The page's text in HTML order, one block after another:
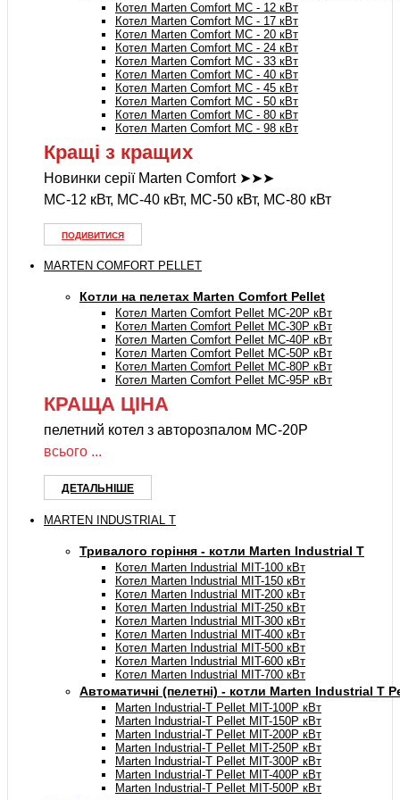
Котел Marten Comfort MC - 12 кВт
Котел Marten Comfort MC - 17 кВт
Котел Marten Comfort MC - 20 кВт
Котел Marten Comfort MC - 24 кВт
Котел Marten Comfort MC - 33 кВт
Котел Marten Comfort MC - 40 кВт
Котел Marten Comfort MC - 45 кВт
Котел Marten Comfort MC - 50 кВт
Котел Marten Comfort MC - 80 кВт
Котел Marten Comfort MC - 98 кВт
Кращі з кращих
Новинки серії Marten Comfort ➤➤➤
MC-12 кВт, MC-40 кВт, MC-50 кВт, MC-80 кВт
ПОДИВИТИСЯ
MARTEN COMFORT PELLET
Котли на пелетах Marten Comfort Pellet
Котел Marten Comfort Pellet MC-20P кВт
Котел Marten Comfort Pellet MC-30P кВт
Котел Marten Comfort Pellet MC-40P кВт
Котел Marten Comfort Pellet MC-50P кВт
Котел Marten Comfort Pellet MC-80P кВт
Котел Marten Comfort Pellet MC-95P кВт
КРАЩА ЦІНА
пелетний котел з авторозпалом MC-20P
всього ...
ДЕТАЛЬНІШЕ
MARTEN INDUSTRIAL T
Тривалого горіння - котли Marten Industrial Т
Котел Marten Industrial МIT-100 кВт
Котел Marten Industrial МIT-150 кВт
Котел Marten Industrial МIT-200 кВт
Котел Marten Industrial МIT-250 кВт
Котел Marten Industrial МIT-300 кВт
Котел Marten Industrial МIT-400 кВт
Котел Marten Industrial МIT-500 кВт
Котел Marten Industrial МIT-600 кВт
Котел Marten Industrial МIT-700 кВт
Автоматичні (пелетні) - котли Marten Industrial T
Marten Industrial-T Pellet MIT-100P кВт
Marten Industrial-T Pellet MIT-150P кВт
Marten Industrial-T Pellet MIT-200P кВт
Marten Industrial-T Pellet MIT-250P кВт
Marten Industrial-T Pellet MIT-300P кВт
Marten Industrial-T Pellet MIT-400P кВт
Marten Industrial-T Pellet MIT-500P кВт